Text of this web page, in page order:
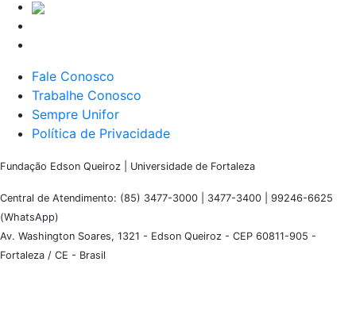
Fale Conosco
Trabalhe Conosco
Sempre Unifor
Política de Privacidade
Fundação Edson Queiroz | Universidade de Fortaleza
Central de Atendimento: (85) 3477-3000 | 3477-3400 | 99246-6625
(WhatsApp)
Av. Washington Soares, 1321 - Edson Queiroz - CEP 60811-905 -
Fortaleza / CE - Brasil